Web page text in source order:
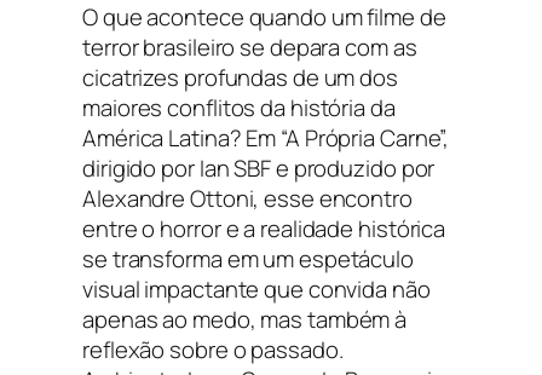
O que acontece quando um filme de
terror brasileiro se depara com as
cicatrizes profundas de um dos
maiores conflitos da história da
América Latina? Em “A Própria Carne”,
dirigido por Ian SBF e produzido por
Alexandre Ottoni, esse encontro
entre o horror e a realidade histórica
se transforma em um espetáculo
visual impactante que convida não
apenas ao medo, mas também à
reflexão sobre o passado.